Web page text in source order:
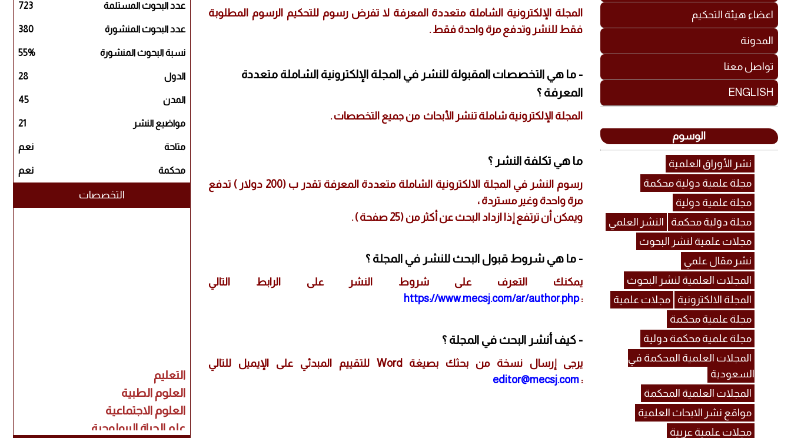
اعضاء هيئة التحكيم
المدونة
تواصل معنا
ENGLISH
الوسوم
نشر الأوراق العلمية
مجلة علمية دولية محكمة
مجلة علمية دولية
مجلة دولية محكمة
النشر العلمي
مجلات علمية لنشر البحوث
نشر مقال علمي
المجلات العلمية لنشر البحوث
المجلة الالكترونية
مجلات علمية
مجلة علمية محكمة
مجلة علمية محكمة دولية
المجلات العلمية المحكمة في
السعودية
المجلات العلمية المحكمة
مواقع نشر الابحاث العلمية
مجلات علمية عربية
المجلة الإلكترونية الشاملة متعددة المعرفة لا تفرض رسوم للتحكيم الرسوم المطلوبة
فقط للنشر وتدفع مرة واحدة فقط .
- ما هي التخصصات المقبولة للنشر في المجلة الإلكترونية الشاملة متعددة
المعرفة ؟
المجلة الإلكترونية شاملة تنشر الأبحاث من جميع التخصصات .
ما هي تكلفة النشر ؟
رسوم النشر في المجلة الالكترونية الشاملة متعددة المعرفة تقدر ب (200 دولار ) تدفع
مرة واحدة وغير مستردة ،
ويمكن أن ترتفع إذا ازداد البحث عن أكثر من (25 صفحة ) .
- ما هي شروط قبول البحث للنشر في المجلة ؟
يمكنك التعرف على شروط النشر على الرابط التالي
:
https://www.mecsj.com/ar/author.php
- كيف أنشر البحث في المجلة ؟
يرجى إرسال نسخة من بحثك بصيغة Word للتقييم المبدئي على الإيميل للتالي
:
editor@mecsj.com
723 عدد البحوث المستلمة
380 عدد البحوث المنشورة
55% نسبة البحوث المنشورة
28 الدول
45 المدن
21 مواضيع النشر
نعم متاحة
نعم محكمة
التخصصات
التعليم
العلوم الطبية
العلوم الاجتماعية
علم الحياة البيولوجية